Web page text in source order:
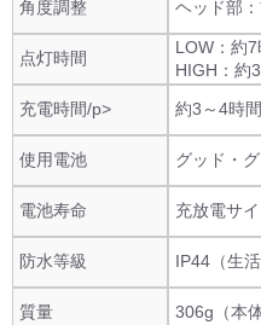
角度調整 ヘッド部
点灯時間
LOW：約7
HIGH：約
充電時間/p>
約3～4時間
使用電池 グッド・
電池寿命 充放電サ
防水等級 IP44（生活
質量 306g（本